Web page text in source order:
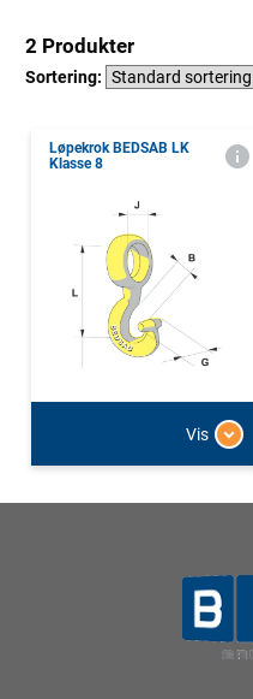
2 Produkter
Sortering:
Løpekrok BEDSAB LK
Klasse 8
Vis